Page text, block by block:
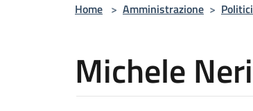
Home > Amministrazione > Politici
Michele Neri